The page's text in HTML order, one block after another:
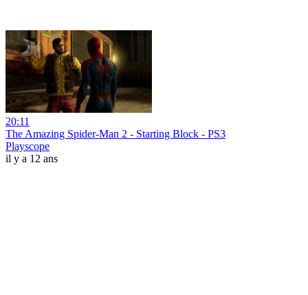
20:11
The Amazing Spider-Man 2 - Starting Block - PS3
Playscope
il y a 12 ans